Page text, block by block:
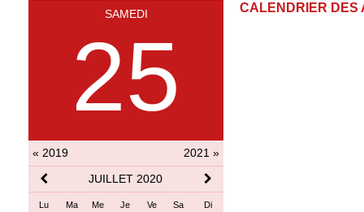
SAMEDI
25
« 2019
2021 »
JUILLET 2020
Lu Ma Me Je Ve Sa Di
CALENDRIER DES